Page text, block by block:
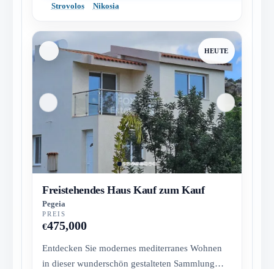
Strovolos Nikosia
HEUTE
Freistehendes Haus Kauf zum Kauf
Pegeia
PREIS
€475,000
Entdecken Sie modernes mediterranes Wohnen
in dieser wunderschön gestalteten Sammlung